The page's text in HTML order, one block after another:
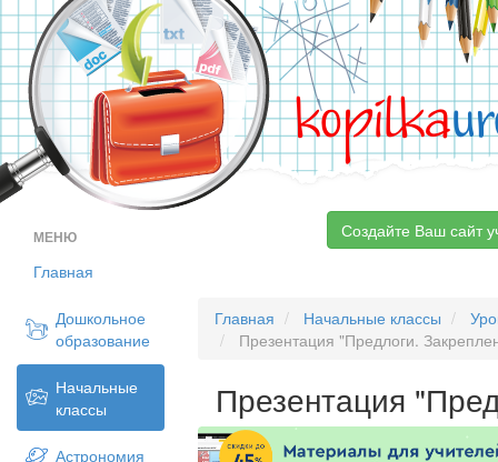
kopilka
МЕНЮ
Главная
Дошкольное
образование
Начальные
классы
Астрономия
Создайте Ваш сайт
Главная Начальные классы
Презентация "Предлоги.
Презентация